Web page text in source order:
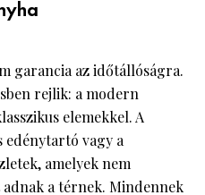
garancia az időtállóságra.
rejlik: a modern
elemekkel. A
edénytartó vagy a
amelyek nem
a térnek. Mindennek